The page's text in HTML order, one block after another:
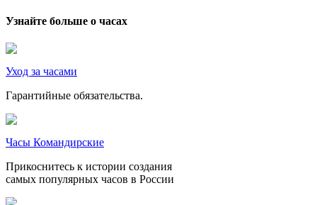
Узнайте больше о часах
Уход за часами
Гарантийные обязательства.
Часы Командирские
Прикоснитесь к истории создания
самых популярных часов в России